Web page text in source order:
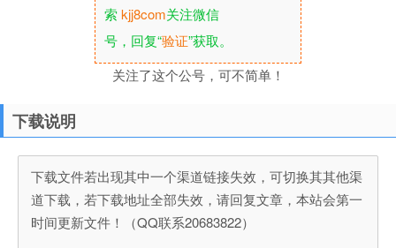
索kjj8com关注微信
号，回复“验证”获取。
关注了这个公号，可不简单！
下载说明
下载文件若出现其中一个渠道链接失效，可切换其其他渠
道下载，若下载地址全部失效，请回复文章，本站会第一
时间更新文件！（QQ联系20683822）